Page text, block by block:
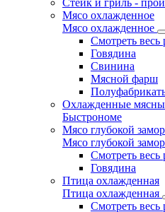
Стейк и гриль -
Мясо охлажденное
Мясо охлажденное
Смотреть весь
Говядина
Свинина
Мясной фарш
Охлажденные
Быстрономе
Мясо глубокой
Мясо глубокой
Смотреть весь
Говядина
Птица охлажденная
Птица охлажденная
Смотреть весь